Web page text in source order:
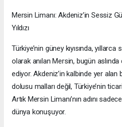
Mersin Limanı: Akdeniz’in Sessiz
Yıldızı
Türkiye’nin güney kıyısında,
olarak anılan Mersin, bugün
ediyor. Akdeniz’in kalbinde yer
dolusu malları değil, Türkiye’nin
Artık Mersin Limanı’nın adını
dünya konuşuyor.